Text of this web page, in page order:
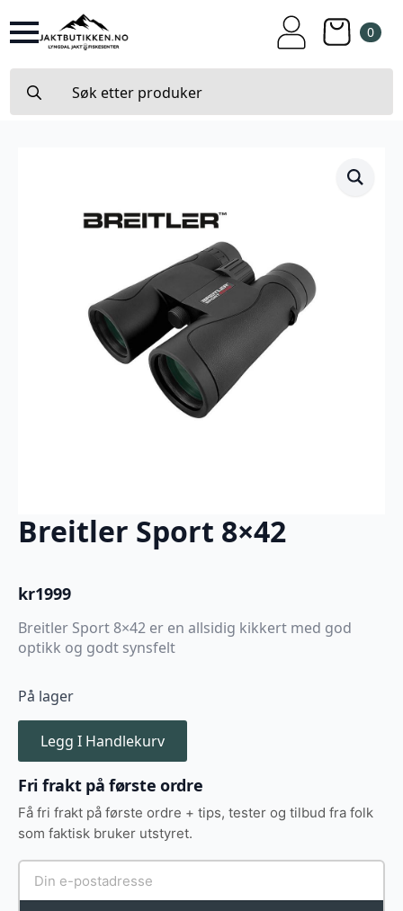
0
for:
Breitler Sport 8×42
kr1999
Breitler Sport 8×42 er en allsidig kikkert med god
optikk og godt synsfelt
På lager
Legg I Handlekurv
Fri frakt på første ordre
Få fri frakt på første ordre + tips, tester og tilbud fra folk
som faktisk bruker utstyret.